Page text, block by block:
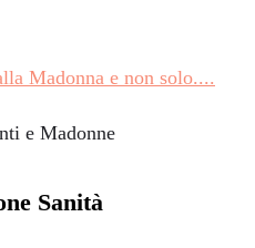
e Madonne
Sanità